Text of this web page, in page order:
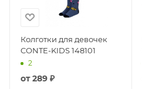
Колготки для девочек
CONTE-KIDS 148101
2
от289 ₽